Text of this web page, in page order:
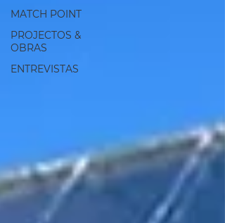
MATCH POINT
PROJECTOS &
OBRAS
ENTREVISTAS